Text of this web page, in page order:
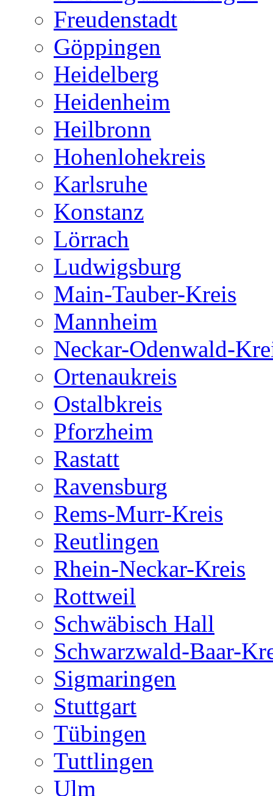
Freudenstadt
Göppingen
Heidelberg
Heidenheim
Heilbronn
Hohenlohekreis
Karlsruhe
Konstanz
Lörrach
Ludwigsburg
Main-Tauber-Kreis
Mannheim
Neckar-Odenwald-
Ortenaukreis
Ostalbkreis
Pforzheim
Rastatt
Ravensburg
Rems-Murr-Kreis
Reutlingen
Rhein-Neckar-Kreis
Rottweil
Schwäbisch Hall
Schwarzwald-Baar-
Sigmaringen
Stuttgart
Tübingen
Tuttlingen
Ulm